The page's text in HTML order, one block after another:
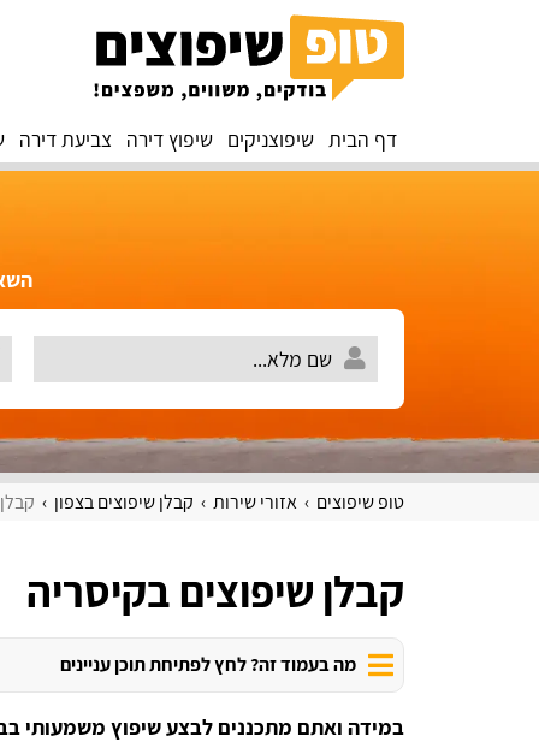
דף הבית שיפוצניקים שיפוץ דירה צביעת דירה
טופ שיפוצים אזורי שירות קבלן שיפוצים בצפון
קבלן שיפוצים בקיסריה
מה בעמוד זה? לחץ לפתיחת תוכן עניינים
במידה ואתם מתכננים לבצע שיפוץ משמעותי